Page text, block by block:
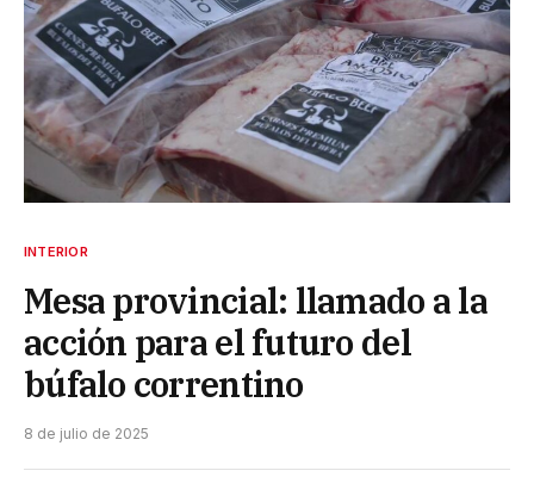
INTERIOR
Mesa provincial: llamado a la
acción para el futuro del
búfalo correntino
8 de julio de 2025